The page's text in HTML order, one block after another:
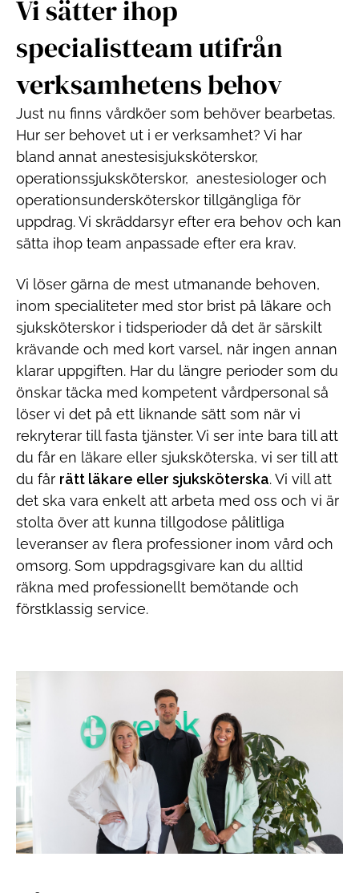
Vi sätter ihop
specialistteam utifrån
verksamhetens behov
Just nu finns vårdköer som behöver bearbetas.
Hur ser behovet ut i er verksamhet? Vi har
bland annat anestesisjuksköterskor,
operationssjuksköterskor, anestesiologer och
operationsundersköterskor tillgängliga för
uppdrag. Vi skräddarsyr efter era behov och kan
sätta ihop team anpassade efter era krav.
Vi löser gärna de mest utmanande behoven,
inom specialiteter med stor brist på läkare och
sjuksköterskor i tidsperioder då det är särskilt
krävande och med kort varsel, när ingen annan
klarar uppgiften. Har du längre perioder som du
önskar täcka med kompetent vårdpersonal så
löser vi det på ett liknande sätt som när vi
rekryterar till fasta tjänster. Vi ser inte bara till att
du får en läkare eller sjuksköterska, vi ser till att
du får rätt läkare eller sjuksköterska. Vi vill att
det ska vara enkelt att arbeta med oss och vi är
stolta över att kunna tillgodose pålitliga
leveranser av flera professioner inom vård och
omsorg. Som uppdragsgivare kan du alltid
räkna med professionellt bemötande och
förstklassig service.